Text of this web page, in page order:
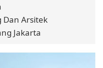
Dan Arsitek
Jakarta